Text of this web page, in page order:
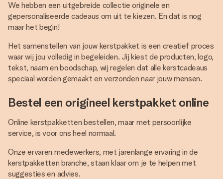
We hebben een uitgebreide collectie originele en
gepersonaliseerde cadeaus om uit te kiezen. En dat is nog
maar het begin!
Het samenstellen van jouw kerstpakket is een creatief proces
waar wij jou volledig in begeleiden. Jij kiest de producten, logo,
tekst, naam en boodschap, wij regelen dat alle kerstcadeaus
speciaal worden gemaakt en verzonden naar jouw mensen.
Bestel een origineel kerstpakket online
Online kerstpakketten bestellen, maar met persoonlijke
service, is voor ons heel normaal.
Onze ervaren medewerkers, met jarenlange ervaring in de
kerstpakketten branche, staan klaar om je te helpen met
suggesties en advies.